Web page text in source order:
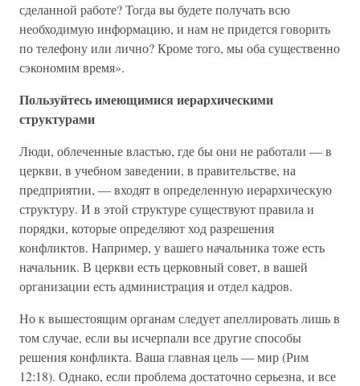
сделанной работе? Тогда вы будете получать всю
необходимую информацию, и нам не придется говорить
по телефону или лично? Кроме того, мы оба существенно
сэкономим время».
Пользуйтесь имеющимися иерархическими
структурами
Люди, облеченные властью, где бы они не работали — в
церкви, в учебном заведении, в правительстве, на
предприятии, — входят в определенную иерархическую
структуру. И в этой структуре существуют правила и
порядки, которые определяют ход разрешения
конфликтов. Например, у вашего начальника тоже есть
начальник. В церкви есть церковный совет, в вашей
организации есть администрация и отдел кадров.
Но к вышестоящим органам следует апеллировать лишь в
том случае, если вы исчерпали все другие способы
решения конфликта. Ваша главная цель — мир (Рим
12:18). Однако, если проблема достаточно серьезна, и все